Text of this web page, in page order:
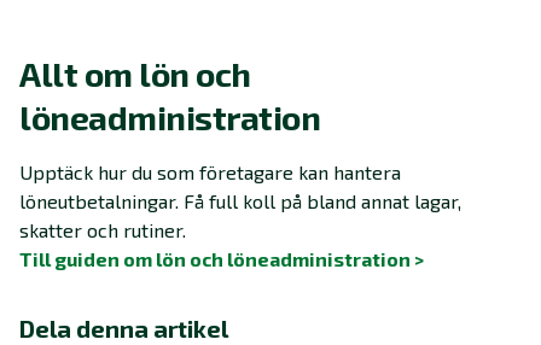
Allt om lön och
löneadministration
Upptäck hur du som företagare kan hantera
löneutbetalningar. Få full koll på bland annat lagar,
skatter och rutiner.
Till guiden om lön och löneadministration >
Dela denna artikel